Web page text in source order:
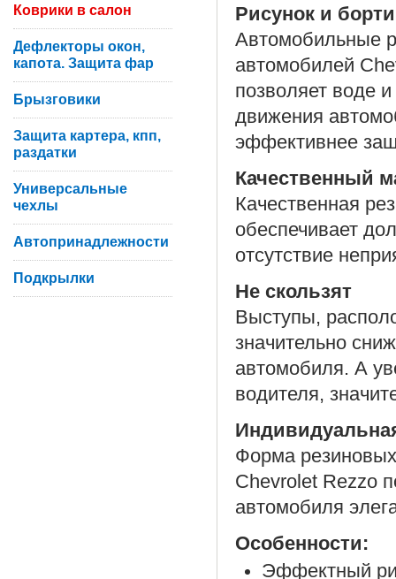
Рисунок и
Автомобильные
автомобилей
позволяет воде
движения
эффективнее
Качественный
Качественная
обеспечивает
отсутствие
Не скользят
Выступы,
значительно
автомобиля. А
водителя,
Форма
Chevrolet Rezzo
автомобиля
Особенности:
Эффектный
Коврики в салон
Дефлекторы окон,
капота. Защита фар
Брызговики
Защита картера, кпп,
раздатки
Универсальные
чехлы
Автопринадлежности
Подкрылки